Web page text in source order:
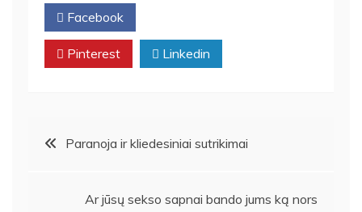
Facebook
Pinterest Linkedin
Navigacija
Paranoja ir kliedesiniai sutrikimai
Ar jūsų sekso sapnai bando jums ką nors